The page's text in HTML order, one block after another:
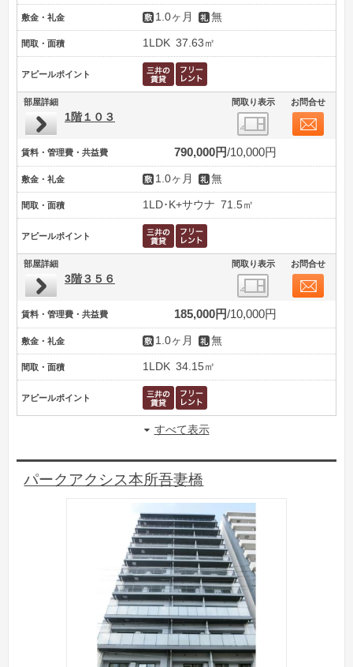
敷金・礼金 1.0ヶ月 無
間取・面積 1LDK 37.63㎡
アピールポイント
部屋詳細 間取り表示 お問合せ
1階１０３
賃料・管理費・共益費 790,000円 10,000円
敷金・礼金 1.0ヶ月 無
間取・面積 1LD･K+サウナ 71.5㎡
アピールポイント
部屋詳細 間取り表示 お問合せ
3階３５６
賃料・管理費・共益費 185,000円 10,000円
敷金・礼金 1.0ヶ月 無
間取・面積 1LDK 34.15㎡
アピールポイント
すべて表示
パークアクシス本所吾妻橋